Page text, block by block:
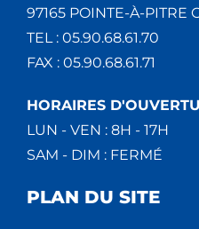
97165 POINTE-À-PITRE
TEL : 05.90.68.61.70
FAX : 05.90.68.61.71
HORAIRES
LUN - VEN : 8H - 17H
SAM - DIM : FERMÉ
PLAN DU SITE